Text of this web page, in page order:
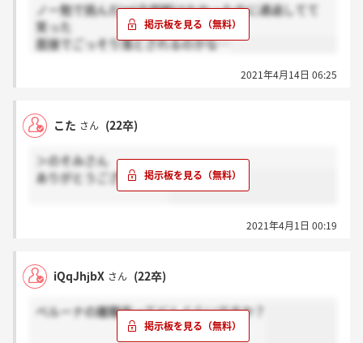
ノー勉で挑んだspi全然解けなかったのに通過してて
笑った
面接でごっそり落とされるのかな…
2021年4月14日 06:25
こた さん (22卒)
＞のそみさん
ありがとうございます！
2021年4月1日 00:19
iQqJhjbX さん (22卒)
ベルーナの離職率ってどんぐらいですか？